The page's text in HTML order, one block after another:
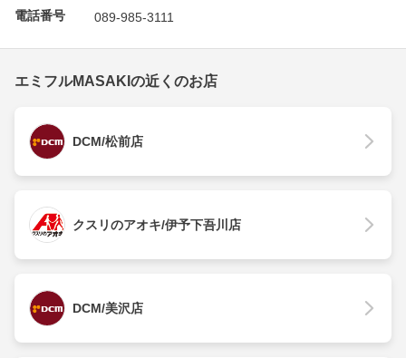
電話番号 089-985-3111
エミフルMASAKIの近くのお店
DCM/松前店
クスリのアオキ/伊予下吾川店
DCM/美沢店